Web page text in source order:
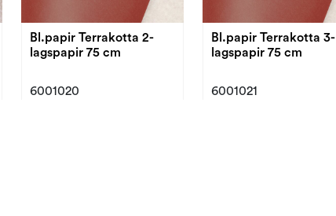
Bl.papir Terrakotta 2-
lagspapir 75 cm
6001020
Bl.papir Terrakotta 3-
lagspapir 75 cm
6001021